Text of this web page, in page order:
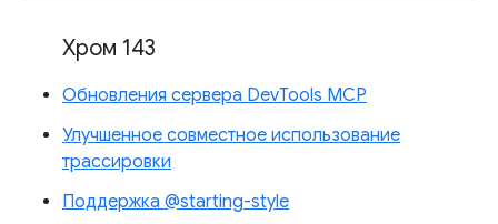
Хром 143
Обновления сервера DevTools MCP
Улучшенное совместное использование
трассировки
Поддержка @starting-style